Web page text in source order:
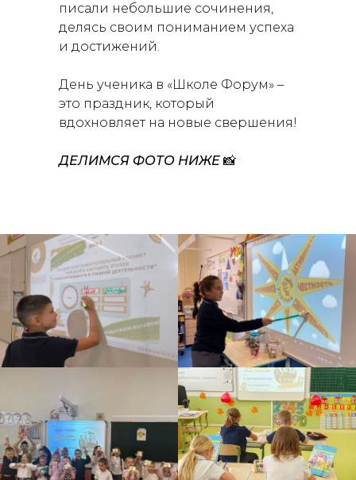
писали небольшие сочинения,
делясь своим пониманием успеха
и достижений.
День ученика в «Школе Форум» –
это праздник, который
вдохновляет на новые свершения!
ДЕЛИМСЯ ФОТО НИЖЕ 📸